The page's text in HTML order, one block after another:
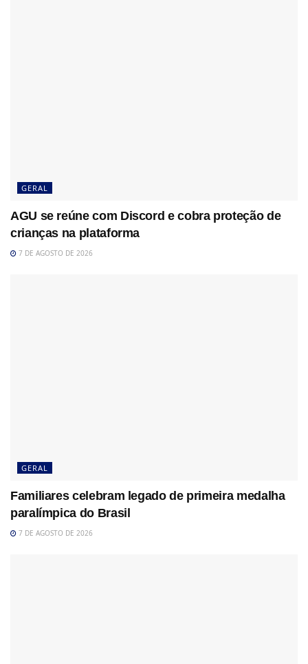
GERAL
AGU se reúne com Discord e cobra proteção de
crianças na plataforma
7 DE AGOSTO DE 2026
GERAL
Familiares celebram legado de primeira medalha
paralímpica do Brasil
7 DE AGOSTO DE 2026